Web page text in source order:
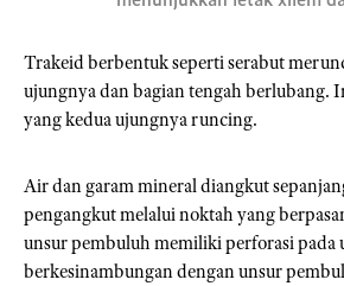
Trakeid berbentuk seperti serabut
ujungnya dan bagian tengah berlubang.
yang kedua ujungnya runcing.
Air dan garam mineral diangkut
pengangkut melalui noktah yang
unsur pembuluh memiliki perforasi pada
berkesinambungan dengan unsur